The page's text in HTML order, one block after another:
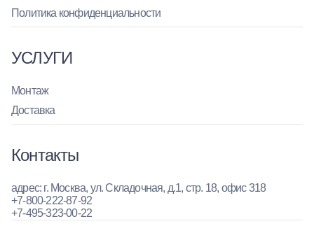
Политика конфиденциальности
УСЛУГИ
Монтаж
Доставка
Контакты
адрес: г. Москва, ул. Складочная, д.1, стр. 18, офис 318
+7-800-222-87-92
+7-495-323-00-22